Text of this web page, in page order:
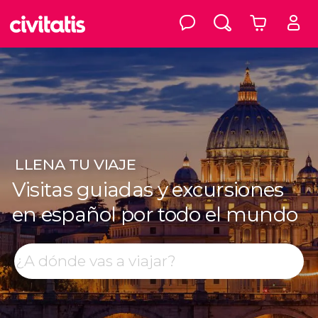
LLENA TU VIAJE
Visitas guiadas y excursiones
en español por todo el mundo
Buscar
Top destinos